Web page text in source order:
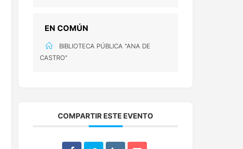
EN COMÚN
BIBLIOTECA PÚBLICA "ANA DE
CASTRO"
COMPARTIR ESTE EVENTO